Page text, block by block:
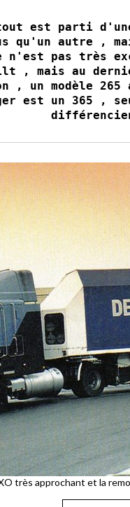
est parti d'une
qu'un autre ,
n'est pas
, mais au
, un modèle
est un 365 ,
très approchant et la